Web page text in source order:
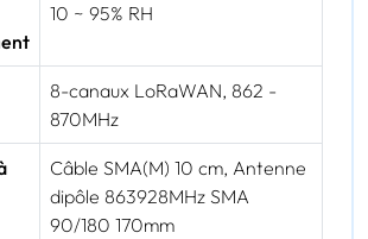
10 ~ 95% RH
8-canaux LoRaWAN, 862 -
870MHz
Câble SMA(M) 10 cm, Antenne
dipôle 863928MHz SMA
90/180 170mm